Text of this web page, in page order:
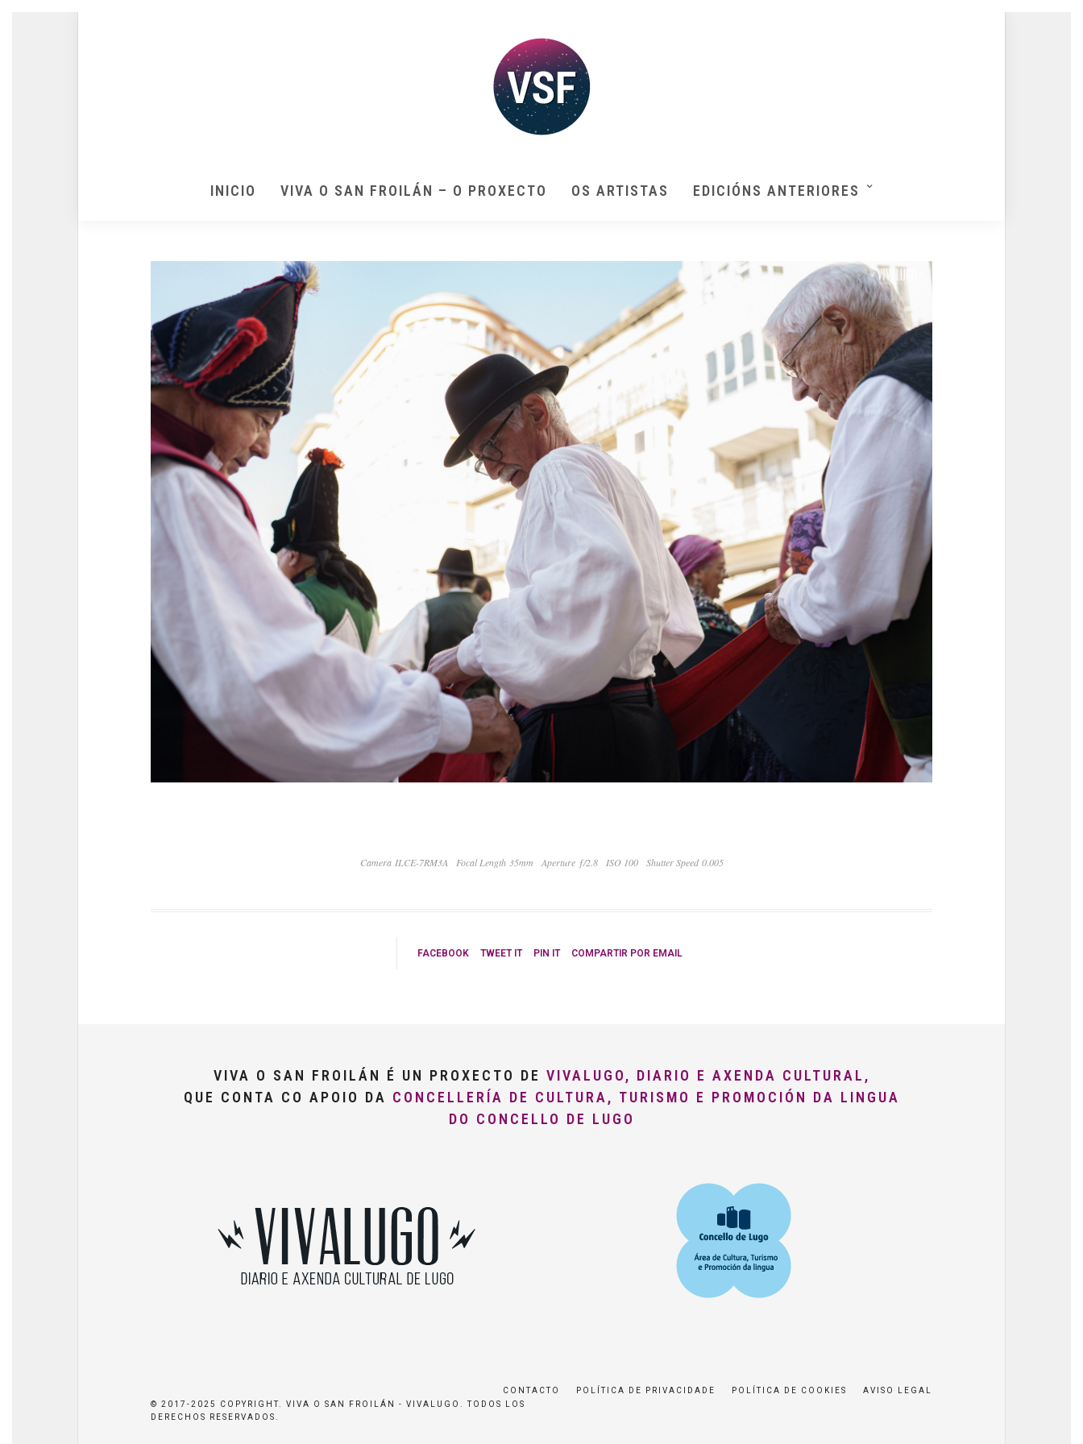
INICIO VIVA O SAN FROILÁN – O PROXECTO OS ARTISTAS EDICIÓNS ANTERIORES
Camera ILCE-7RM3A Focal Length 35mm Aperture ƒ/2.8 ISO 100 Shutter Speed 0.005
FACEBOOK TWEET IT PIN IT COMPARTIR POR EMAIL
VIVA O SAN FROILÁN É UN PROXECTO DE VIVALUGO, DIARIO E AXENDA CULTURAL,
QUE CONTA CO APOIO DA CONCELLERÍA DE CULTURA, TURISMO E PROMOCIÓN DA LINGUA
DO CONCELLO DE LUGO
CONTACTO POLÍTICA DE PRIVACIDADE POLÍTICA DE COOKIES
AVISO LEGAL
© 2017-2025 COPYRIGHT. VIVA O SAN FROILÁN - VIVALUGO. TODOS LOS
DERECHOS RESERVADOS.